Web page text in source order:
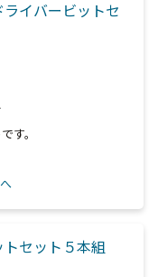
イバービットセ
す。
セット５本組